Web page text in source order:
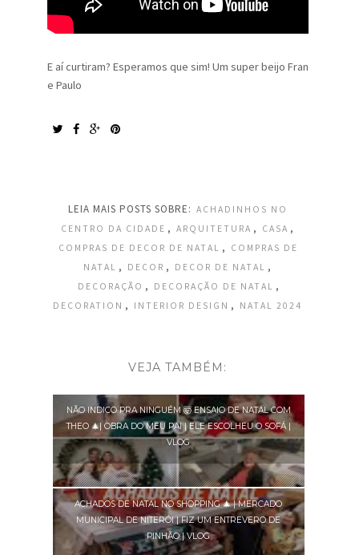
E aí curtiram? Esperamos que sim! Um super beijo Fran
e Paulo
LEIA MAIS POSTS SOBRE: ACHADINHOS NO
CENTRO DA CIDADE , ARQUITETURA , CASA ,
COMPRAS DE DECOR DE NATAL ,
COMPRAS DE
NATAL
, DECOR , DECOR DE NATAL ,
DECORAÇÃO , DECORAÇÃO DE NATAL ,
DECORATION , INTERIOR DESIGN , NATAL 2024
VEJA TAMBÉM:
NÃO INDICO PRA NINGUÉM 🤯 ENSAIO DE NATAL COM
THEO 🎄| OBRA DO MEU PAI | ELE ESCOLHEU O SOFÁ |
VLOG
ACHADOS DE NATAL NO SHOPPING 🎄 | MERCADO
MUNICIPAL DE NITERÓI | FIZ UM ENTREVERO DE
PINHÃO | VLOG